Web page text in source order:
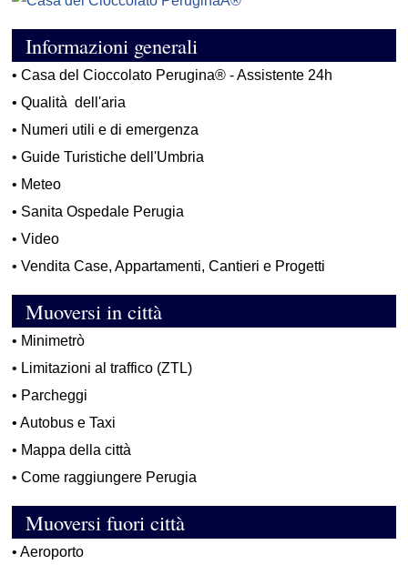
Informazioni generali
•Casa del Cioccolato Perugina® - Assistente 24h
•Qualità dell'aria
• Numeri utili e di emergenza
•Guide Turistiche dell'Umbria
• Meteo
• Sanita Ospedale Perugia
•Video
•Vendita Case, Appartamenti, Cantieri e Progetti
Muoversi in città
• Minimetrò
• Limitazioni al traffico (ZTL)
• Parcheggi
•Autobus e Taxi
• Mappa della città
•Come raggiungere Perugia
Muoversi fuori città
•Aeroporto